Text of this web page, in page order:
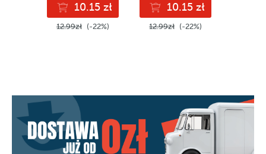
10.15 zł
12.99zł (-22%)
10.15 zł
12.99zł (-22%)